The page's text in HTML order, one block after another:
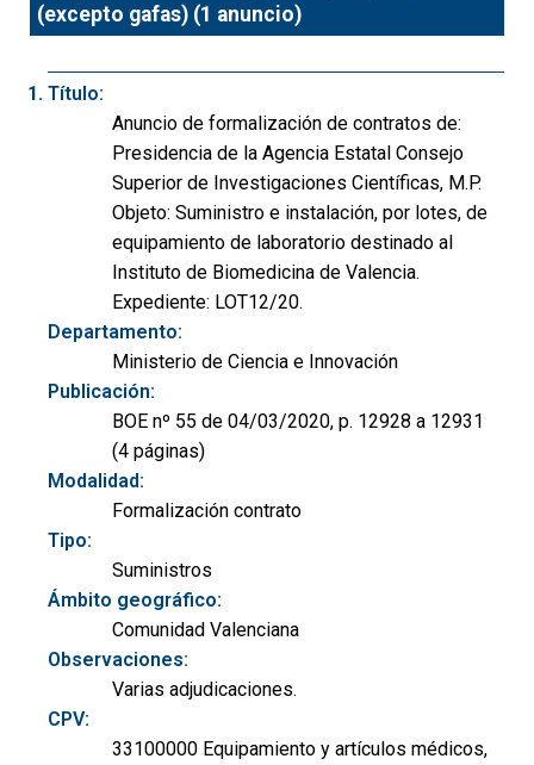
(excepto gafas) (1 anuncio)
Título:
Anuncio de formalización de contratos de:
Presidencia de la Agencia Estatal Consejo
Superior de Investigaciones Científicas, M.P.
Objeto: Suministro e instalación, por lotes, de
equipamiento de laboratorio destinado al
Instituto de Biomedicina de Valencia.
Expediente: LOT12/20.
Departamento:
Ministerio de Ciencia e Innovación
Publicación:
BOE nº 55 de 04/03/2020, p. 12928 a 12931
(4 páginas)
Modalidad:
Formalización contrato
Tipo:
Suministros
Ámbito geográfico:
Comunidad Valenciana
Observaciones:
Varias adjudicaciones.
CPV:
33100000 Equipamiento y artículos médicos,